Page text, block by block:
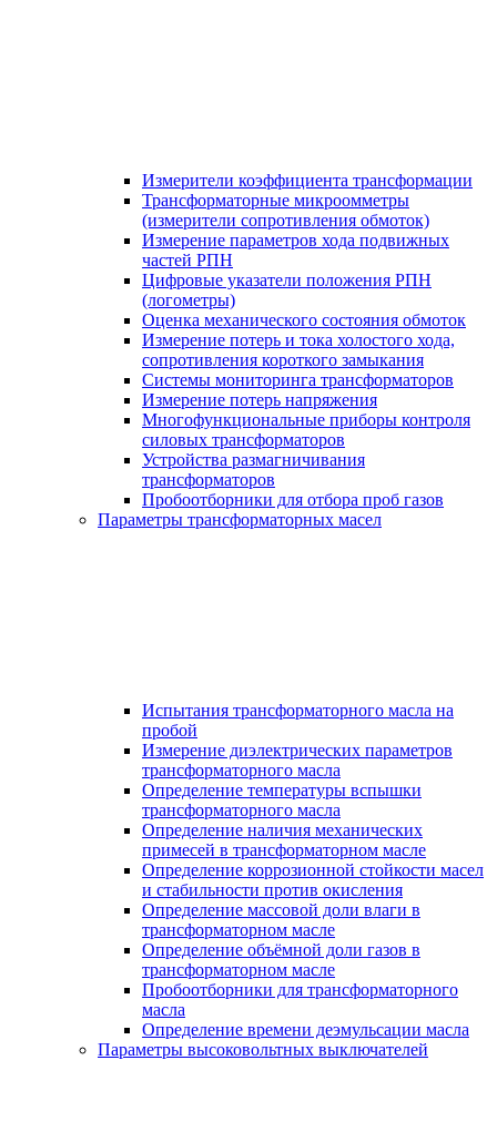
Измерители коэффициента трансформации
Трансформаторные микроомметры
(измерители сопротивления обмоток)
Измерение параметров хода подвижных
частей РПН
Цифровые указатели положения РПН
(логометры)
Оценка механического состояния обмоток
Измерение потерь и тока холостого хода,
сопротивления короткого замыкания
Системы мониторинга трансформаторов
Измерение потерь напряжения
Многофункциональные приборы контроля
силовых трансформаторов
Устройства размагничивания
трансформаторов
Пробоотборники для отбора проб газов
Параметры трансформаторных масел
Испытания трансформаторного масла на
пробой
Измерение диэлектрических параметров
трансформаторного масла
Определение температуры вспышки
трансформаторного масла
Определение наличия механических
примесей в трансформаторном масле
Определение коррозионной стойкости масел
и стабильности против окисления
Определение массовой доли влаги в
трансформаторном масле
Определение объёмной доли газов в
трансформаторном масле
Пробоотборники для трансформаторного
масла
Определение времени деэмульсации масла
Параметры высоковольтных выключателей